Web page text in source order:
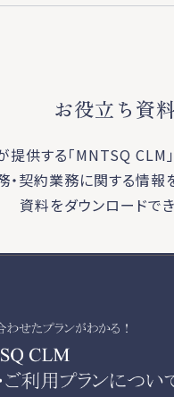
お役立ち資
提供する「MNTSQ CLM
・契約業務に関する情報
資料をダウンロードでき